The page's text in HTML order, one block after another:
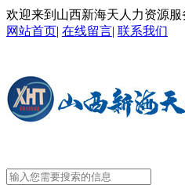
欢迎来到山西新海天人力资源服
网站首页| 在线留言| 联系我们